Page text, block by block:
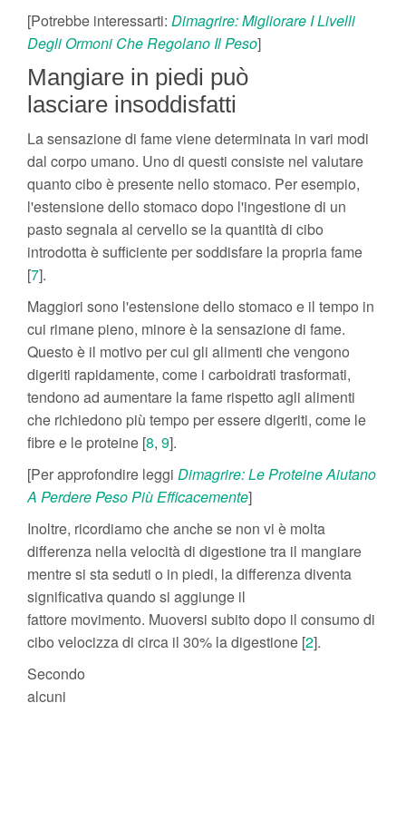
[Potrebbe interessarti: Dimagrire: Migliorare I Livelli
Degli Ormoni Che Regolano Il Peso]
Mangiare in piedi può
lasciare insoddisfatti
La sensazione di fame viene determinata in vari modi
dal corpo umano. Uno di questi consiste nel valutare
quanto cibo è presente nello stomaco. Per esempio,
l'estensione dello stomaco dopo l'ingestione di un
pasto segnala al cervello se la quantità di cibo
introdotta è sufficiente per soddisfare la propria fame
[7].
Maggiori sono l'estensione dello stomaco e il tempo in
cui rimane pieno, minore è la sensazione di fame.
Questo è il motivo per cui gli alimenti che vengono
digeriti rapidamente, come i carboidrati trasformati,
tendono ad aumentare la fame rispetto agli alimenti
che richiedono più tempo per essere digeriti, come le
fibre e le proteine [8, 9].
[Per approfondire leggi Dimagrire: Le Proteine Aiutano
A Perdere Peso Più Efficacemente]
Inoltre, ricordiamo che anche se non vi è molta
differenza nella velocità di digestione tra il mangiare
mentre si sta seduti o in piedi, la differenza diventa
significativa quando si aggiunge il
fattore movimento. Muoversi subito dopo il consumo di
cibo velocizza di circa il 30% la digestione [2].
Secondo
alcuni